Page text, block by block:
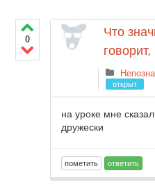
0
Что
открыт
на уроке мне
дружески